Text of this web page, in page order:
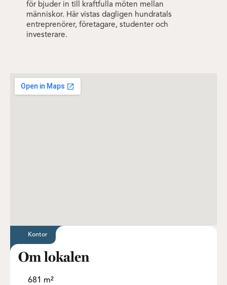
för bjuder in till kraftfulla möten mellan
människor. Här vistas dagligen hundratals
entreprenörer, företagare, studenter och
investerare.
Kontor
Om lokalen
681 m²